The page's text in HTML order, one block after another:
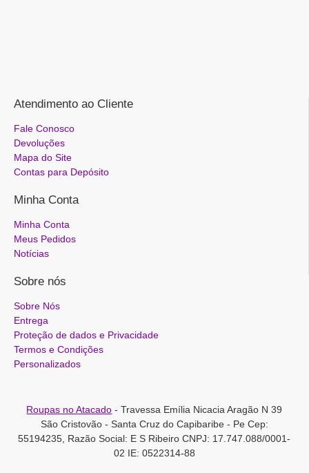
Atendimento ao Cliente
Fale Conosco
Devoluções
Mapa do Site
Contas para Depósito
Minha Conta
Minha Conta
Meus Pedidos
Notícias
Sobre nós
Sobre Nós
Entrega
Proteção de dados e Privacidade
Termos e Condições
Personalizados
Roupas no Atacado - Travessa Emília Nicacia Aragão N 39
São Cristovão - Santa Cruz do Capibaribe - Pe Cep:
55194235, Razão Social: E S Ribeiro CNPJ: 17.747.088/0001-
02 IE: 0522314-88